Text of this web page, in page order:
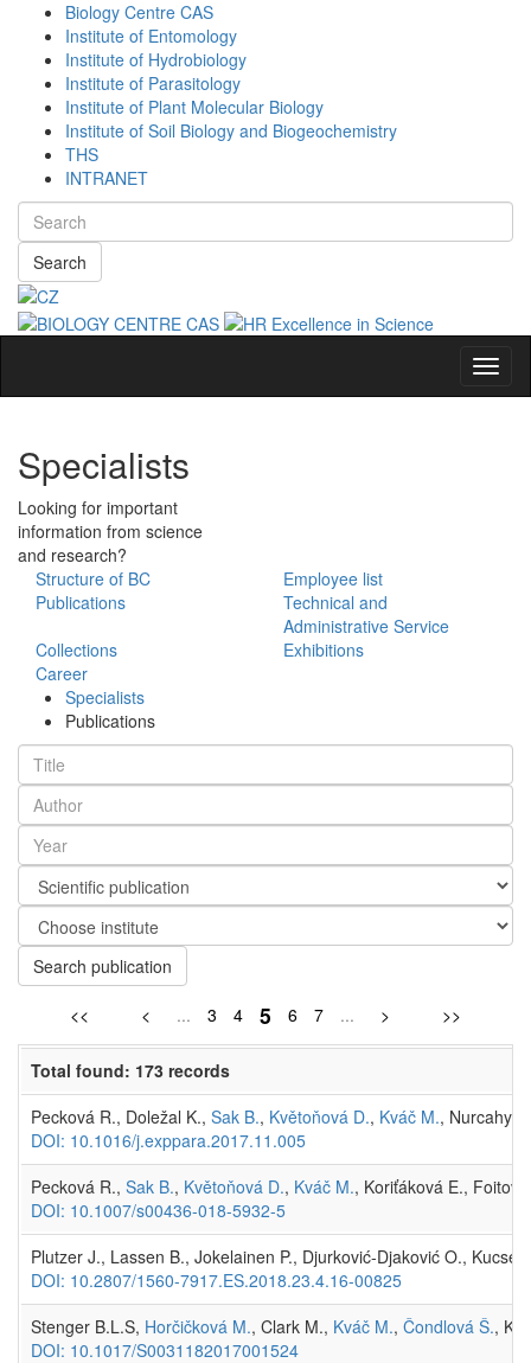
Biology Centre CAS
Institute of Entomology
Institute of Hydrobiology
Institute of Parasitology
Institute of Plant Molecular Biology
Institute of Soil Biology and Biogeochemistry
THS
INTRANET
Search
Specialists
Looking for important
information from science
and research?
Structure of BC
Employee list
Publications
Technical and
Administrative Service
Collections
Exhibitions
Career
Specialists
Publications
Search publication
<< < ... 3 4 5 6 7 ... > >>
Total found: 173 records
Pecková R., Doležal K., Sak B., Květoňová D., Kváč M., Nurcahyo
DOI: 10.1016/j.exppara.2017.11.005
Pecková R., Sak B., Květoňová D., Kváč M., Koriťáková E.,
DOI: 10.1007/s00436-018-5932-5
Plutzer J., Lassen B., Jokelainen P., Djurković-Djaković O.,
DOI: 10.2807/1560-7917.ES.2018.23.4.16-00825
Stenger B.L.S, Horčičková M., Clark M., Kváč M., Čondlová Š.,
DOI: 10.1017/S0031182017001524